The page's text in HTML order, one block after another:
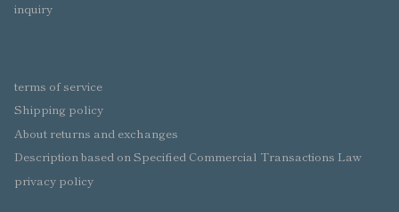
inquiry
terms of service
Shipping policy
About returns and exchanges
Description based on Specified Commercial Transactions Law
privacy policy